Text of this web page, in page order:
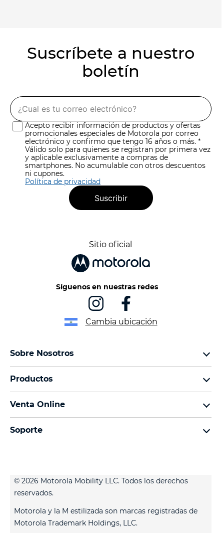
Suscríbete a nuestro
boletín
Suscribir
Acepto recibir información de productos y ofertas
promocionales especiales de Motorola por correo
electrónico y confirmo que tengo 16 años o más. *
Válido solo para quienes se registran por primera vez
y aplicable exclusivamente a compras de
smartphones. No acumulable con otros descuentos
ni cupones.
Política de privacidad
Sitio oficial
Síguenos en nuestras redes
Cambia ubicación
Sobre Nosotros
Términos de uso
Aviso de Privacidad de Producto
Aviso de Privacidad Web
Productos
motorola razr
moto g
Venta Online
Soporte
Controladores
Contáctanos
servicio técnico
Estatus de tu reparación
© 2026 Motorola Mobility LLC. Todos los derechos
reservados.
Motorola y la M estilizada son marcas registradas de
Motorola Trademark Holdings, LLC.